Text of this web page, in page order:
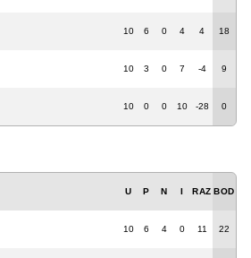
10 6 0 4 4 18
10 3 0 7 -4 9
10 0 0 10 -28 0
U P N I RAZ BOD
10 6 4 0 11 22